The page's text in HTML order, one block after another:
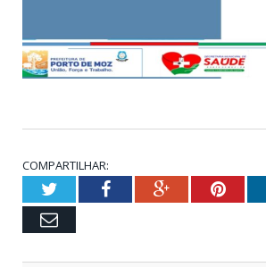
COMPARTILHAR:
TwitterFacebookGoogle+
Email